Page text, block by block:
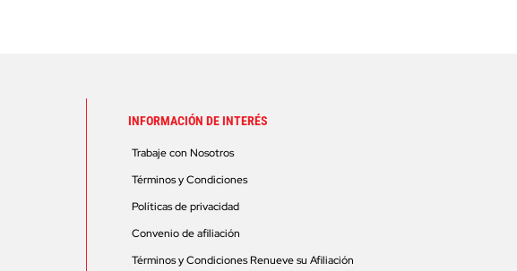
INFORMACIÓN DE INTERÉS
Trabaje con Nosotros
Términos y Condiciones
Políticas de privacidad
Convenio de afiliación
Términos y Condiciones Renueve su Afiliación